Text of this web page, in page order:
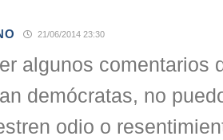
21/06/2014 23:30
algunos comentarios
demócratas, no
odio o